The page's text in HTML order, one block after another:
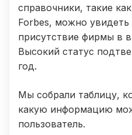
справочники, такие
Forbes, можно увидеть
присутствие фирмы в
Высокий статус
год.
Мы собрали таблицу,
какую информацию
пользователь.